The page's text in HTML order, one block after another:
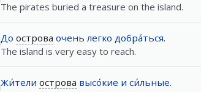
The pirates buried a treasure on the island.
До острова очень легко добра́ться.
The island is very easy to reach.
Жи́тели острова высо́кие и си́льные.